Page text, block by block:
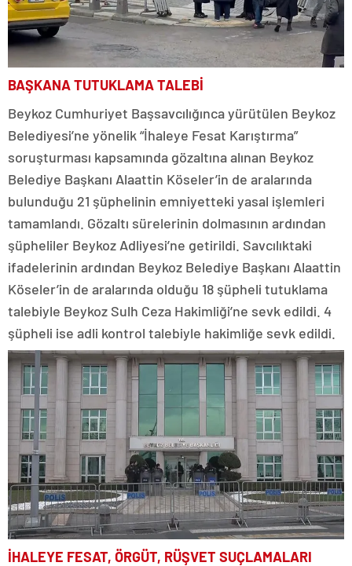
BAŞKANA TUTUKLAMA TALEBİ
Beykoz Cumhuriyet Başsavcılığınca yürütülen Beykoz
Belediyesi’ne yönelik “İhaleye Fesat Karıştırma”
soruşturması kapsamında gözaltına alınan Beykoz
Belediye Başkanı Alaattin Köseler’in de aralarında
bulunduğu 21 şüphelinin emniyetteki yasal işlemleri
tamamlandı. Gözaltı sürelerinin dolmasının ardından
şüpheliler Beykoz Adliyesi’ne getirildi. Savcılıktaki
ifadelerinin ardından Beykoz Belediye Başkanı Alaattin
Köseler’in de aralarında olduğu 18 şüpheli tutuklama
talebiyle Beykoz Sulh Ceza Hakimliği’ne sevk edildi. 4
şüpheli ise adli kontrol talebiyle hakimliğe sevk edildi.
İHALEYE FESAT, ÖRGÜT, RÜŞVET SUÇLAMALARI